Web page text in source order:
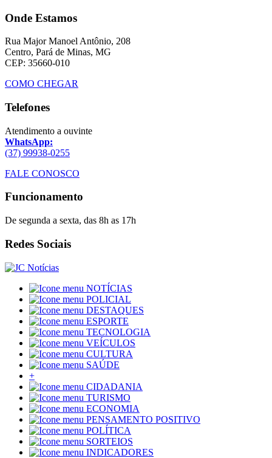
Onde Estamos
Rua Major Manoel Antônio, 208
Centro, Pará de Minas, MG
CEP: 35660-010
COMO CHEGAR
Telefones
Atendimento a ouvinte
WhatsApp:
(37) 99938-0255
FALE CONOSCO
Funcionamento
De segunda a sexta, das 8h as 17h
Redes Sociais
NOTÍCIAS
POLICIAL
DESTAQUES
ESPORTE
TECNOLOGIA
VEÍCULOS
CULTURA
SAÚDE
+
CIDADANIA
TURISMO
ECONOMIA
PENSAMENTO POSITIVO
POLÍTICA
SORTEIOS
INDICADORES